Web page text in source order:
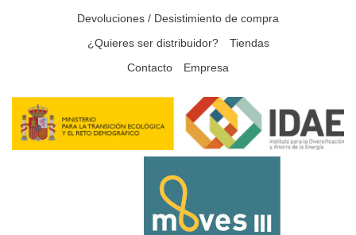
Devoluciones / Desistimiento de compra
¿Quieres ser distribuidor?
Tiendas
Contacto
Empresa